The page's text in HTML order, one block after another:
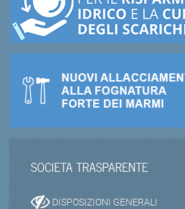
SOCIETA TRASPARENTE
DISPOSIZIONI GENERALI